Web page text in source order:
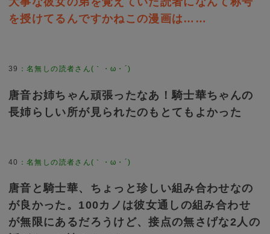
を授けてるんですかねこの漫画は……
39 ：名無しの読者さん(｀・ω・´)
唐音お姉ちゃん頑張ったなあ！騎士華ちゃんの
長姉らしい所が見られたのもとてもよかった
40 ：名無しの読者さん(｀・ω・´)
唐音と騎士華、ちょっと珍しい組み合わせなの
が良かった。100カノは彼女通しの組み合わせ
が無限にあるだろうけど、接点の無さげな2人の